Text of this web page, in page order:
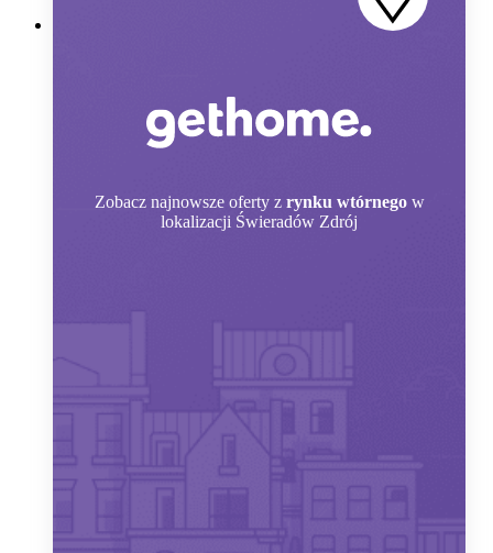
Zobacz najnowsze oferty z rynku wtórnego w
lokalizacji Świeradów Zdrój